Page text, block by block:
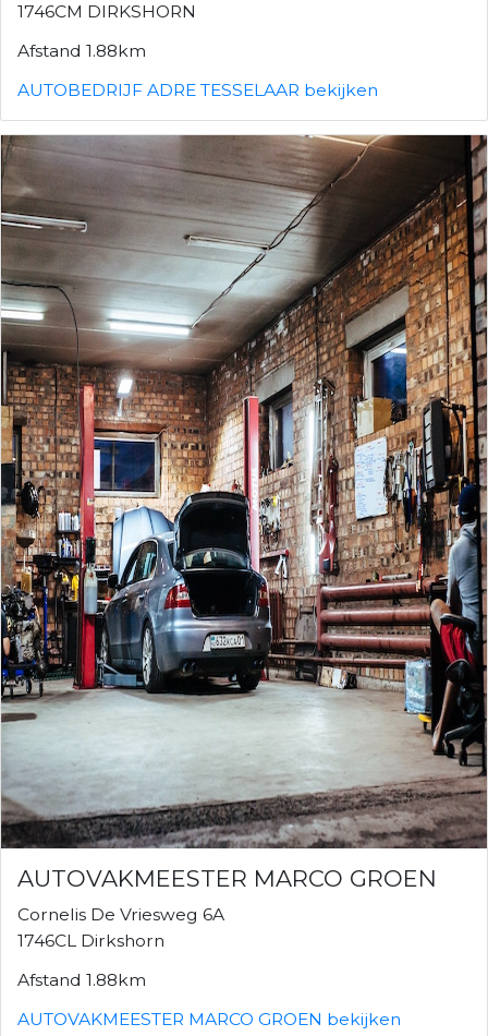
1746CM DIRKSHORN
Afstand 1.88km
AUTOBEDRIJF ADRE TESSELAAR bekijken
AUTOVAKMEESTER MARCO GROEN
Cornelis De Vriesweg 6A
1746CL Dirkshorn
Afstand 1.88km
AUTOVAKMEESTER MARCO GROEN bekijken